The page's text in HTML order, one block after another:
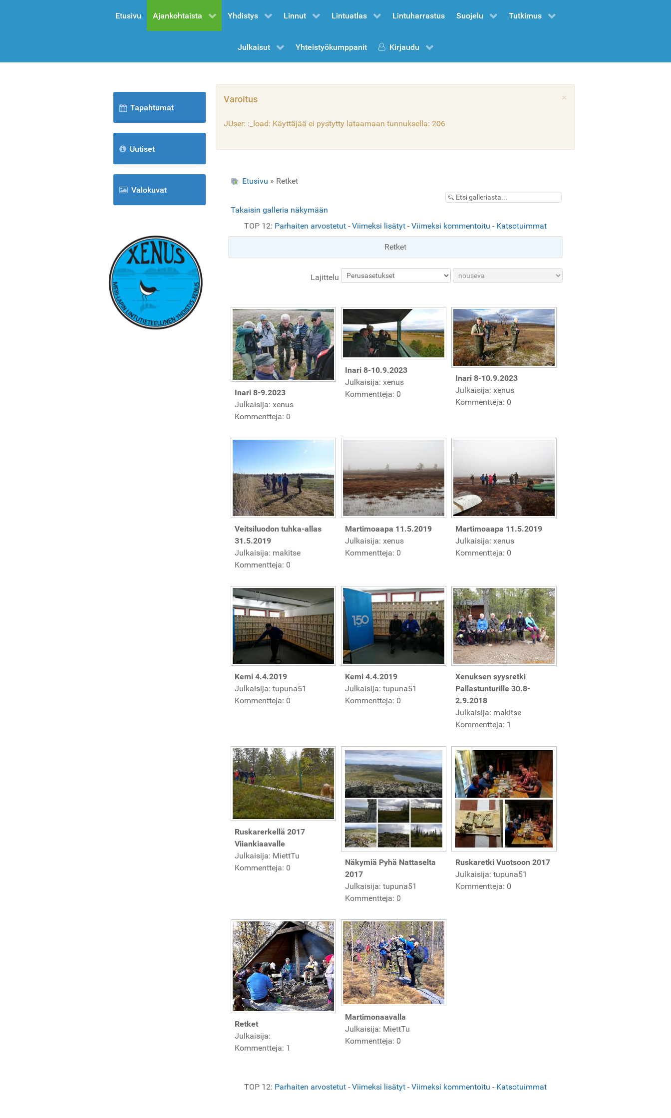
Etusivu Ajankohtaista Yhdistys Linnut Lintuatlas Lintuharrastus Suojelu Tutkimus
Julkaisut Yhteistyökumppanit Kirjaudu
Tapahtumat
Uutiset
Valokuvat
×
Varoitus
JUser: :_load: Käyttäjää ei pystytty lataamaan tunnuksella: 206
Etusivu » Retket
Takaisin galleria näkymään
TOP 12: Parhaiten arvostetut - Viimeksi lisätyt - Viimeksi kommentoitu - Katsotuimmat
Retket
Lajittelu
Inari 8-9.2023
Julkaisija: xenus
Kommentteja: 0
Inari 8-10.9.2023
Julkaisija: xenus
Kommentteja: 0
Inari 8-10.9.2023
Julkaisija: xenus
Kommentteja: 0
Veitsiluodon tuhka-allas
31.5.2019
Julkaisija: makitse
Kommentteja: 0
Martimoaapa 11.5.2019
Julkaisija: xenus
Kommentteja: 0
Martimoaapa 11.5.2019
Julkaisija: xenus
Kommentteja: 0
Kemi 4.4.2019
Julkaisija: tupuna51
Kommentteja: 0
Kemi 4.4.2019
Julkaisija: tupuna51
Kommentteja: 0
Xenuksen syysretki
Pallastunturille 30.8-
2.9.2018
Julkaisija: makitse
Kommentteja: 1
Ruskarerkellä 2017
Viiankiaavalle
Julkaisija: MiettTu
Kommentteja: 0
Näkymiä Pyhä Nattaselta
2017
Julkaisija: tupuna51
Kommentteja: 0
Ruskaretki Vuotsoon 2017
Julkaisija: tupuna51
Kommentteja: 0
Retket
Julkaisija:
Kommentteja: 1
Martimonaavalla
Julkaisija: MiettTu
Kommentteja: 0
TOP 12: Parhaiten arvostetut - Viimeksi lisätyt - Viimeksi kommentoitu - Katsotuimmat